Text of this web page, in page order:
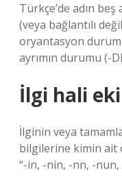
Türkçe’de adın
(veya bağlantılı
oryantasyon
ayrımın durumu (-
İlgi hali
İlginin veya
bilgilerine kimin ait
“-in, -nin, -nn, -